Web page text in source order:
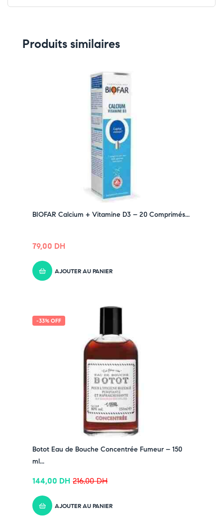
fragiles
➤ Capuchon de protection hygiénique inclus
➤ Design mignon et coloré, parfait pour les jeunes
✔ Pour découvrir nos offres et promotions du
✔ Suivez-nous sur TikTok – cliquez ici
✔ Rejoignez-nous sur Instagram –
Produits similaires
BIOFAR Calcium + Vitamine D3 – 20 Comprimés...
79,00 DH
AJOUTER AU PANIER
-33% OFF
Botot Eau de Bouche Concentrée Fumeur – 150
ml...
216,00DH
144,00 DH
AJOUTER AU PANIER